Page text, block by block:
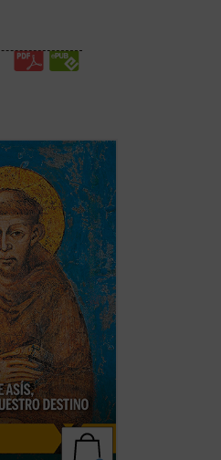
Asís es una de las
enraizadas en
en su familia
de una
el tiempo de cada
un regalo de lúcida